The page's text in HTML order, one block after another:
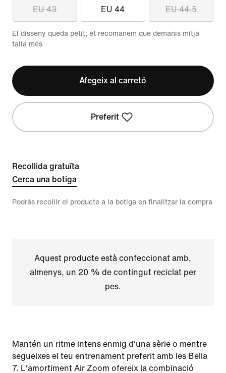
EU 43 EU 44 EU 44.5
El disseny queda petit; et recomanem que demanis mitja
talla més
Afegeix al carretó
Preferit
Recollida gratuïta
Cerca una botiga
Podràs recollir el producte a la botiga en finalitzar la compra
Aquest producte està confeccionat amb,
almenys, un 20 % de contingut reciclat per
pes.
Mantén un ritme intens enmig d'una sèrie o mentre
segueixes el teu entrenament preferit amb les Bella
7. L'amortiment Air Zoom ofereix la combinació